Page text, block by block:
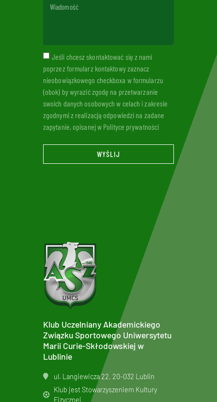
Jeśli chcesz skontaktować się z nami
poprzez formularz kontaktowy zaznacz
nieobowiązkowego checkboxa w formularzu
(obok) by wyrazić zgodę na przetwarzanie
swoich danych osobowych w celach i zakresie
zgodnymi z realizacją odpowiedzi na zadane
zapytanie, opisanej w Polityce prywatności
WYŚLIJ
Klub Uczelniany Akademickiego
Związku Sportowego Uniwersytetu
Marii Curie-Skłodowskiej w
Lublinie
ul. Langiewicza 22, 20-032 Lublin
Klub jest Stowarzyszeniem Kultury
Fizycznej